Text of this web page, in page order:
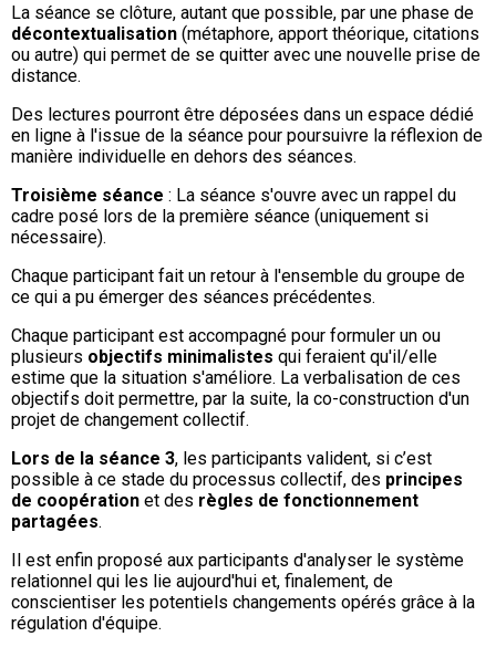
La séance se clôture, autant que possible, par une phase de
décontextualisation (métaphore, apport théorique, citations
ou autre) qui permet de se quitter avec une nouvelle prise de
distance.
Des lectures pourront être déposées dans un espace dédié
en ligne à l'issue de la séance pour poursuivre la réflexion de
manière individuelle en dehors des séances.
Troisième séance : La séance s'ouvre avec un rappel du
cadre posé lors de la première séance (uniquement si
nécessaire).
Chaque participant fait un retour à l'ensemble du groupe de
ce qui a pu émerger des séances précédentes.
Chaque participant est accompagné pour formuler un ou
plusieurs objectifs minimalistes qui feraient qu'il/elle
estime que la situation s'améliore. La verbalisation de ces
objectifs doit permettre, par la suite, la co-construction d'un
projet de changement collectif.
Lors de la séance 3, les participants valident, si c’est
possible à ce stade du processus collectif, des principes
de coopération et des règles de fonctionnement
partagées.
Il est enfin proposé aux participants d'analyser le système
relationnel qui les lie aujourd'hui et, finalement, de
conscientiser les potentiels changements opérés grâce à la
régulation d'équipe.